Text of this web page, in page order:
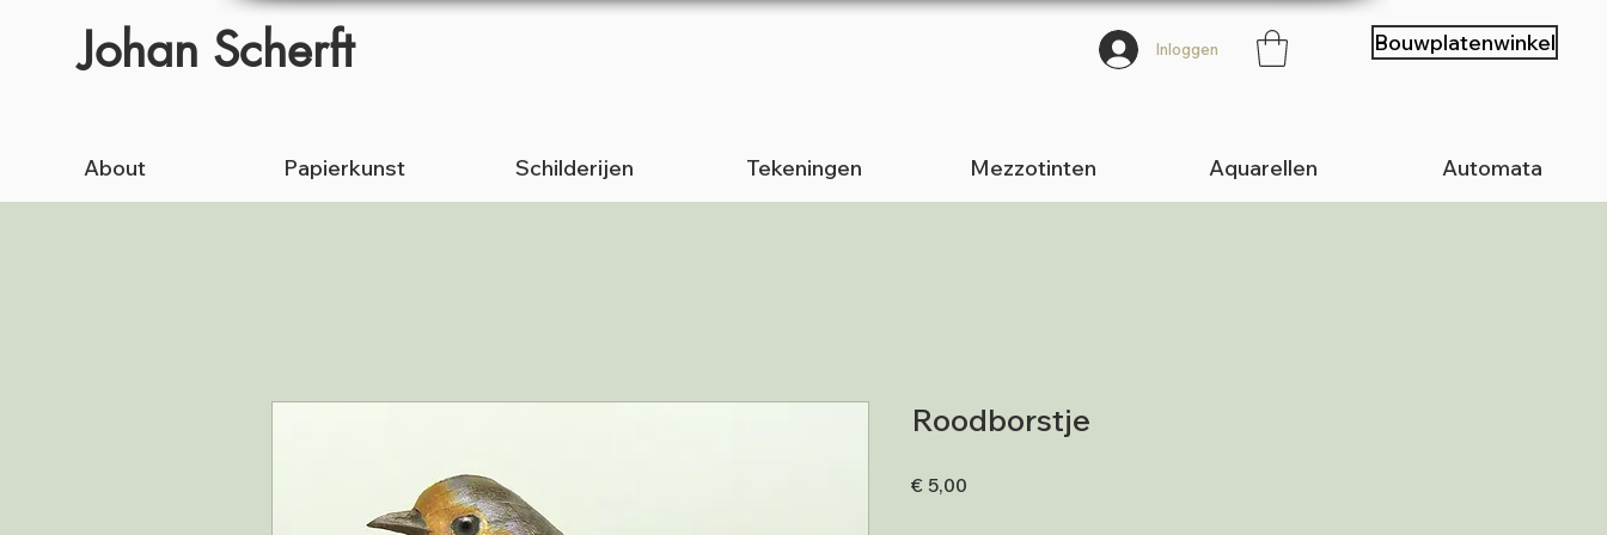
Johan Scherft Inloggen Bouwplatenwinkel
About Papierkunst Schilderijen Tekeningen Mezzotinten Aquarellen Automata
Roodborstje
€ 5,00